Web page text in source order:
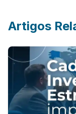
Artigos